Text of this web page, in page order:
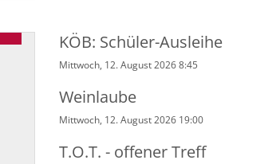
KÖB: Schüler-Ausleihe
Mittwoch, 12. August 2026 8:45
Weinlaube
Mittwoch, 12. August 2026 19:00
T.O.T. - offener Treff